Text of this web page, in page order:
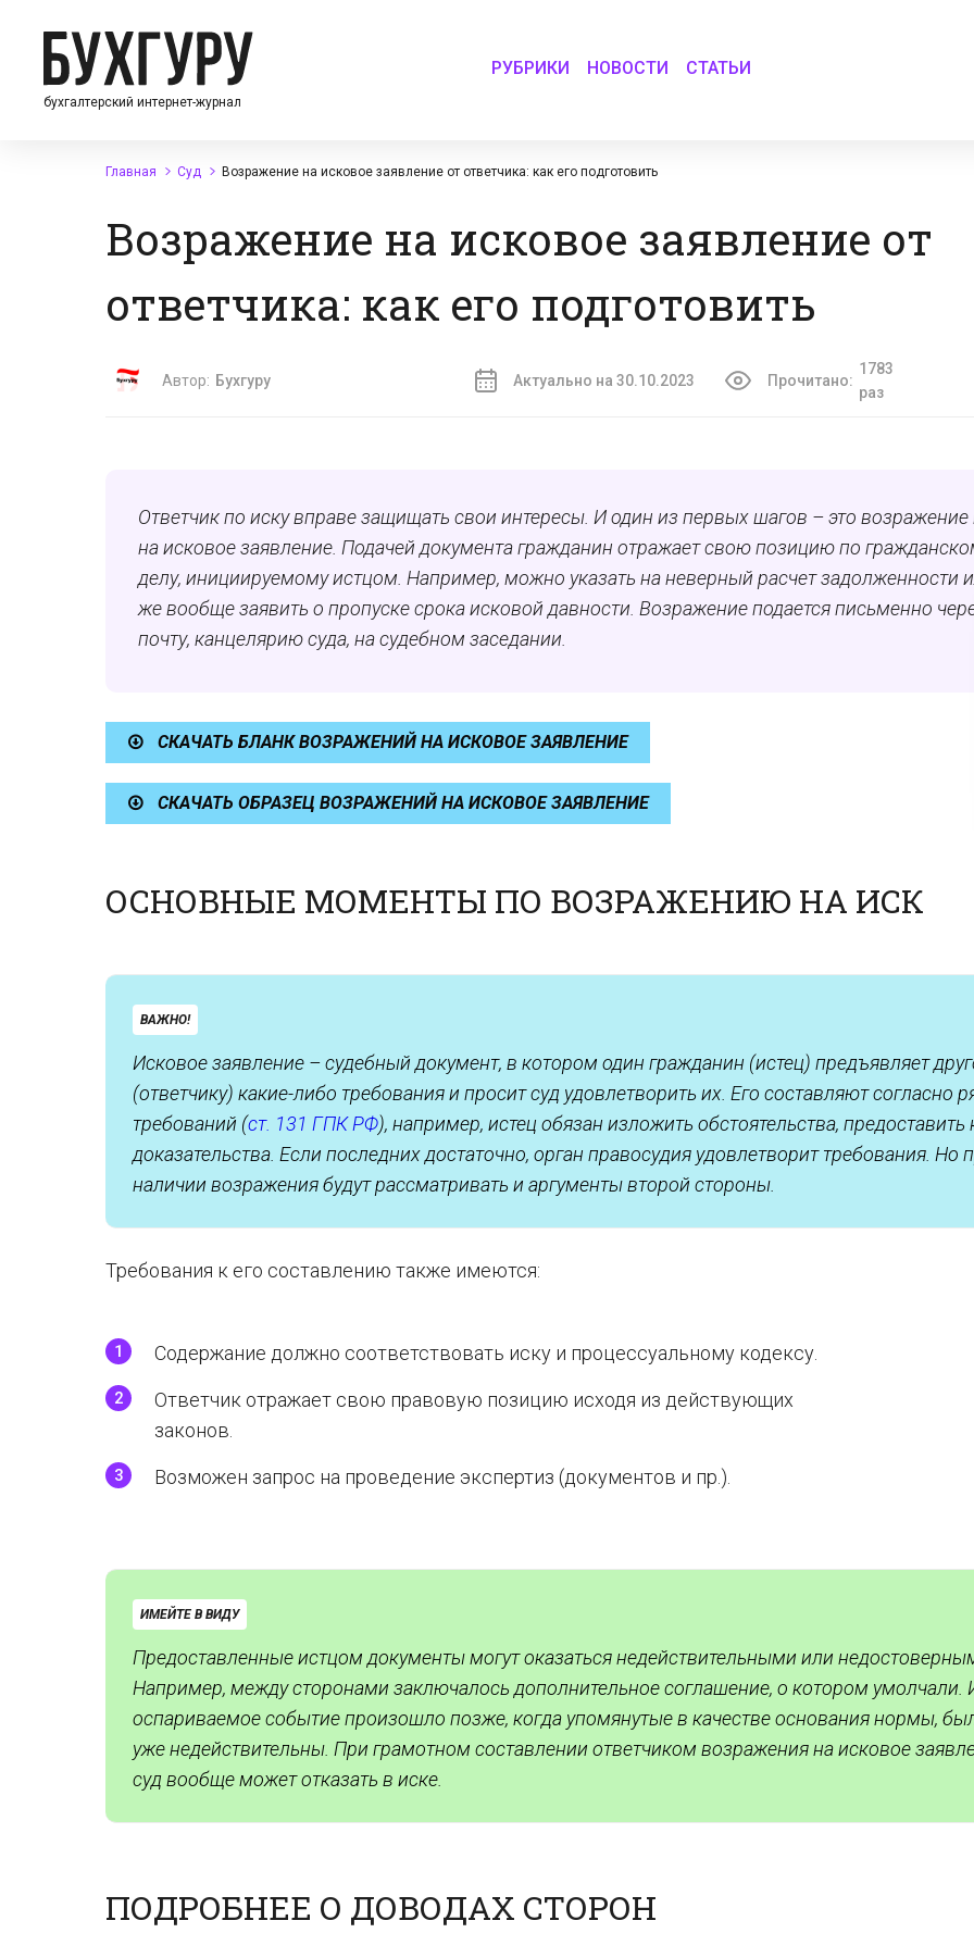
бухгалтерский интернет-журнал
РУБРИКИ НОВОСТИ СТАТЬИ
Главная Суд Возражение на исковое заявление от ответчика: как его подготовить
Возражение на исковое заявление от
ответчика: как его подготовить
Автор: Бухгуру Актуально на 30.10.2023 Прочитано:
1783
раз
Ответчик по иску вправе защищать свои интересы. И один из первых шагов – это возражение
на исковое заявление. Подачей документа гражданин отражает свою позицию по
делу, инициируемому истцом. Например, можно указать на неверный расчет задолженности
же вообще заявить о пропуске срока исковой давности. Возражение подается письменно
почту, канцелярию суда, на судебном заседании.
СКАЧАТЬ БЛАНК ВОЗРАЖЕНИЙ НА ИСКОВОЕ ЗАЯВЛЕНИЕ
СКАЧАТЬ ОБРАЗЕЦ ВОЗРАЖЕНИЙ НА ИСКОВОЕ ЗАЯВЛЕНИЕ
ОСНОВНЫЕ МОМЕНТЫ ПО ВОЗРАЖЕНИЮ НА ИСК
ВАЖНО!
Исковое заявление – судебный документ, в котором один гражданин (истец) предъявляет
(ответчику) какие-либо требования и просит суд удовлетворить их. Его составляют согласно
требований (ст. 131 ГПК РФ), например, истец обязан изложить обстоятельства, предоставить
доказательства. Если последних достаточно, орган правосудия удовлетворит требования. Но
наличии возражения будут рассматривать и аргументы второй стороны.
Требования к его составлению также имеются:
Содержание должно соответствовать иску и процессуальному кодексу.
Ответчик отражает свою правовую позицию исходя из действующих
законов.
Возможен запрос на проведение экспертиз (документов и пр.).
ИМЕЙТЕ В ВИДУ
Предоставленные истцом документы могут оказаться недействительными или
Например, между сторонами заключалось дополнительное соглашение, о котором умолчали.
оспариваемое событие произошло позже, когда упомянутые в качестве основания нормы,
уже недействительны. При грамотном составлении ответчиком возражения на исковое
суд вообще может отказать в иске.
ПОДРОБНЕЕ О ДОВОДАХ СТОРОН